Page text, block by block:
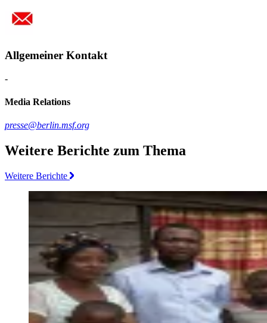
Allgemeiner Kontakt
-
Media Relations
presse@berlin.msf.org
Weitere Berichte zum Thema
Weitere Berichte